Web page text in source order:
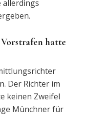
allerdings
hatte
Der Richter im
keinen Zweifel
Münchner für